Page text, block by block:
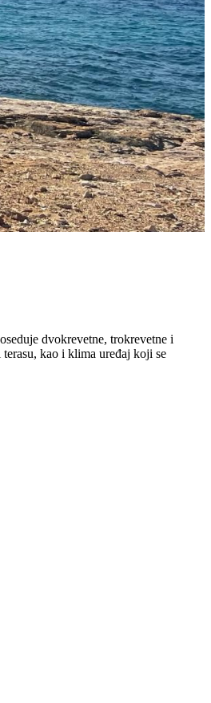
dvokrevetne, trokrevetne i
kao i klima uređaj koji se